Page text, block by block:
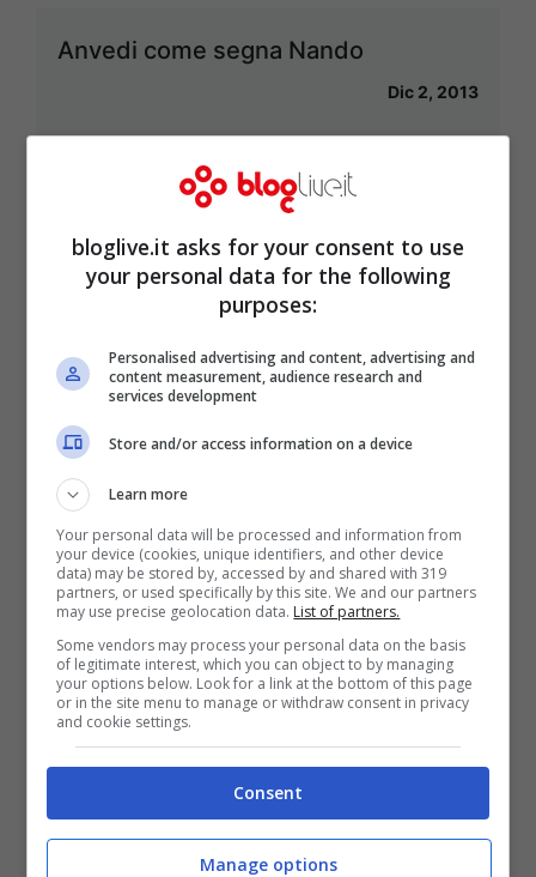
Anvedi come segna Nando
Dic 2, 2013
Questo pazzo campionato
Ott 28, 2013
giornata
Vecchietti terribili e puledri di razza
Ott 7, 2013
Roma-Lazio: luci ed ombre ai piedi
del Colosseo
bloglive.it asks for your consent to use
your personal data for the following
purposes:
Personalised advertising and content, advertising and
content measurement, audience research and
services development
Store and/or access information on a device
Learn more
Your personal data will be processed and information from
your device (cookies, unique identifiers, and other device
data) may be stored by, accessed by and shared with 319
partners, or used specifically by this site. We and our partners
may use precise geolocation data. List of partners.
Some vendors may process your personal data on the basis
of legitimate interest, which you can object to by managing
your options below. Look for a link at the bottom of this page
or in the site menu to manage or withdraw consent in privacy
and cookie settings.
Consent
Manage options